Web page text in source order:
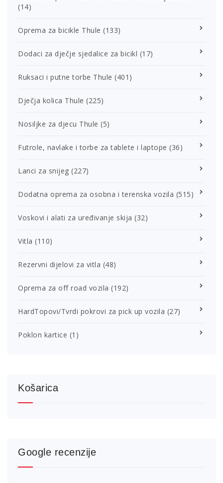
(14)
Oprema za bicikle Thule (133)
Dodaci za dječje sjedalice za bicikl (17)
Ruksaci i putne torbe Thule (401)
Dječja kolica Thule (225)
Nosiljke za djecu Thule (5)
Futrole, navlake i torbe za tablete i laptope (36)
Lanci za snijeg (227)
Dodatna oprema za osobna i terenska vozila (515)
Voskovi i alati za uređivanje skija (32)
Vitla (110)
Rezervni dijelovi za vitla (48)
Oprema za off road vozila (192)
HardTopovi/Tvrdi pokrovi za pick up vozila (27)
Poklon kartice (1)
Košarica
Google recenzije